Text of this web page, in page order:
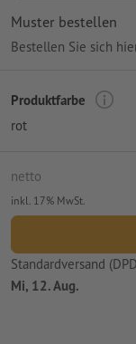
Muster bestellen
Bestellen Sie sich
Produktfarbe
rot
netto
inkl. 17% MwSt.
Standardversand
Mi, 12. Aug.